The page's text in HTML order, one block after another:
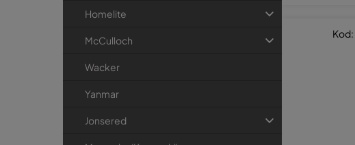
Homelite
McCulloch
Wacker
Yanmar
Jonsered
Kod: